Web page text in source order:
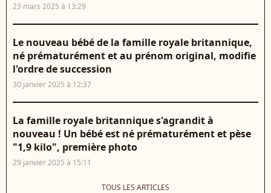
23 mars 2025 à 13:29
Le nouveau bébé de la famille royale britannique,
né prématurément et au prénom original, modifie
l'ordre de succession
30 janvier 2025 à 12:37
La famille royale britannique s'agrandit à
nouveau ! Un bébé est né prématurément et pèse
"1,9 kilo", première photo
29 janvier 2025 à 15:11
TOUS LES ARTICLES